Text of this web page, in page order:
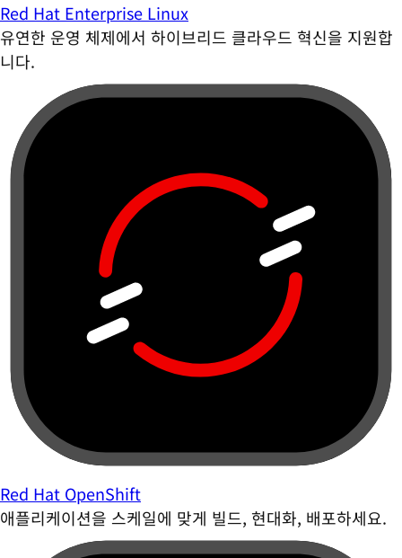
Red Hat Enterprise Linux
유연한 운영 체제에서 하이브리드 클라우드 혁신을 지원합
니다.
Red Hat OpenShift
애플리케이션을 스케일에 맞게 빌드, 현대화, 배포하세요.